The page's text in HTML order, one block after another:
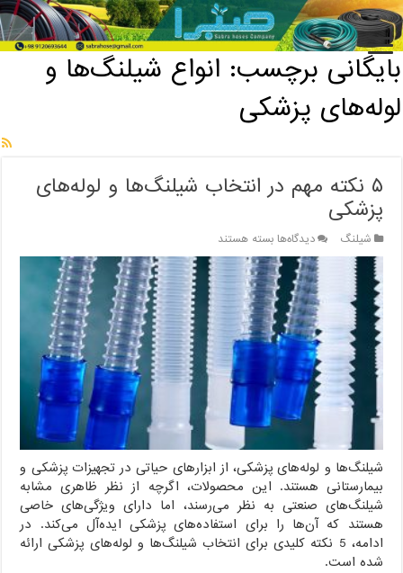
خانه / بایگانی برچسب: انواع شیلنگ‌ها و لوله‌های پزشکی
بایگانی برچسب: انواع شیلنگ‌ها و
لوله‌های پزشکی
۵ نکته مهم در انتخاب شیلنگ‌ها و لوله‌های
پزشکی
شیلنگ دیدگاه‌هابرای
۵
نکته
مهم
در
انتخاب
شیلنگ‌ها
و
لوله‌های
پزشکی
بسته هستند
شیلنگ‌ها و لوله‌های پزشکی، از ابزارهای حیاتی در تجهیزات پزشکی و
بیمارستانی هستند. این محصولات، اگرچه از نظر ظاهری مشابه
شیلنگ‌های صنعتی به نظر می‌رسند، اما دارای ویژگی‌های خاصی
هستند که آن‌ها را برای استفاده‌های پزشکی ایده‌آل می‌کند. در
ادامه، 5 نکته کلیدی برای انتخاب شیلنگ‌ها و لوله‌های پزشکی ارائه
شده است.